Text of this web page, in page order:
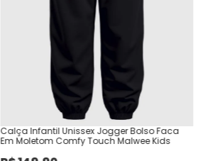
Calça Infantil Unissex Jogger Bolso Faca
Em Moletom Comfy Touch Malwee Kids